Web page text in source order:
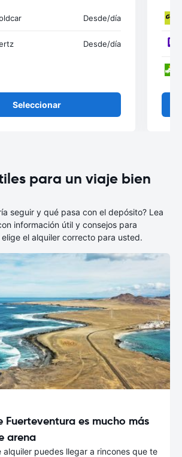
Desde/día
Desde/día
Seleccionar
para un viaje bien
seguir y qué pasa con el depósito? Lea
información útil y consejos para
el alquiler correcto para usted.
Fuerteventura es mucho más
arena
alquiler puedes llegar a rincones que te